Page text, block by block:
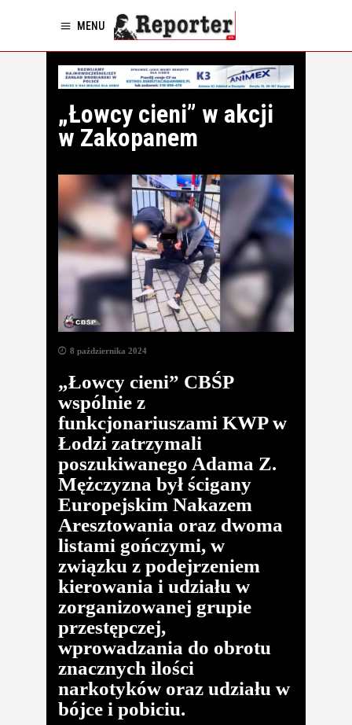
MENU
„Łowcy cieni” w akcji
w Zakopanem
8 października 2024
„Łowcy cieni” CBŚP
wspólnie z
funkcjonariuszami KWP w
Łodzi zatrzymali
poszukiwanego Adama Z.
Mężczyzna był ścigany
Europejskim Nakazem
Aresztowania oraz dwoma
listami gończymi, w
związku z podejrzeniem
kierowania i udziału w
zorganizowanej grupie
przestępczej,
wprowadzania do obrotu
znacznych ilości
narkotyków oraz udziału w
bójce i pobiciu.